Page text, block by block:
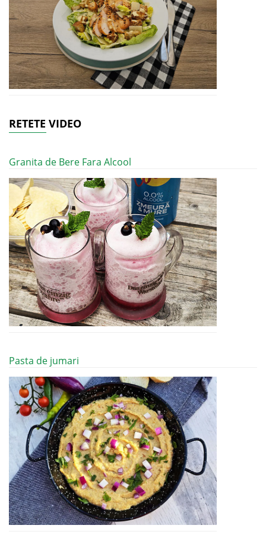
RETETE VIDEO
Granita de Bere Fara Alcool
Pasta de jumari